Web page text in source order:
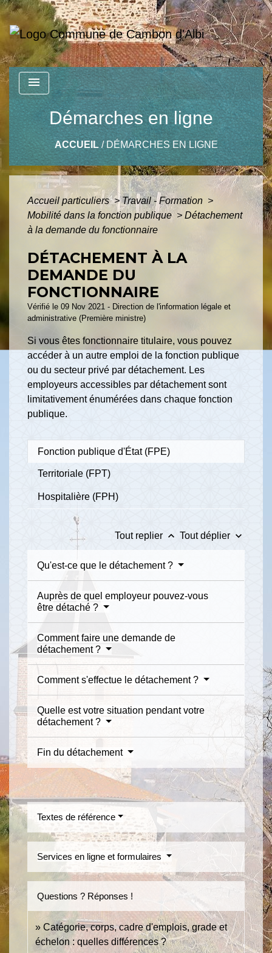
menu
Démarches en ligne
ACCUEIL/DÉMARCHES EN LIGNE
Accueil particuliers> Travail - Formation >
Mobilité dans la fonction publique > Détachement
à la demande du fonctionnaire
DÉTACHEMENT À LA
DEMANDE DU
FONCTIONNAIRE
Vérifié le 09 Nov 2021 - Direction de l'information légale et
administrative (Première ministre)
Si vous êtes fonctionnaire titulaire, vous pouvez
accéder à un autre emploi de la fonction publique
ou du secteur privé par détachement. Les
employeurs accessibles par détachement sont
limitativement énumérées dans chaque fonction
publique.
Fonction publique d'État (FPE)
Territoriale (FPT)
Hospitalière (FPH)
Tout replier keyboard_arrow_up Tout déplier keyboard_arrow_down
Qu'est-ce que le détachement ?
Auprès de quel employeur pouvez-vous
être détaché ?
Comment faire une demande de
détachement ?
Comment s'effectue le détachement ?
Quelle est votre situation pendant votre
détachement ?
Fin du détachement
Textes de référence
Services en ligne et formulaires
Questions ? Réponses !
Catégorie, corps, cadre d'emplois, grade et
échelon : quelles différences ?